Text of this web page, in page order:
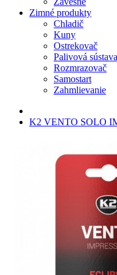
Zimné produkty
Chladič
Kuny
Ostrekovač
Palivová sústava
Rozmrazovač
Samostart
Zahmlievanie
K2 VENTO SOLO